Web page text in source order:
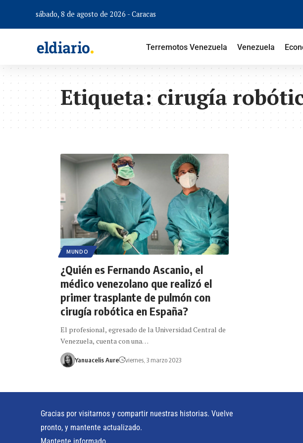
sábado, 8 de agosto de 2026 - Caracas
Terremotos Venezuela Venezuela
Etiqueta:cirugía
MUNDO
¿Quién es Fernando Ascanio, el
médico venezolano que realizó el
primer trasplante de pulmón con
cirugía robótica en España?
El profesional, egresado de la Universidad Central de
Venezuela, cuenta con una…
Yanuacelis Aure viernes, 3 marzo 2023
Gracias por visitarnos y compartir nuestras historias. Vuelve
pronto, y mantente actualizado.